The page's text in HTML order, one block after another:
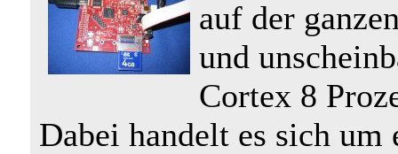
auf der
und
Cortex 8
Dabei handelt es sich